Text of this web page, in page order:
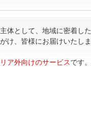
体として、地域に密着し
け、皆様にお届けいたしま
ア外向けのサービスです